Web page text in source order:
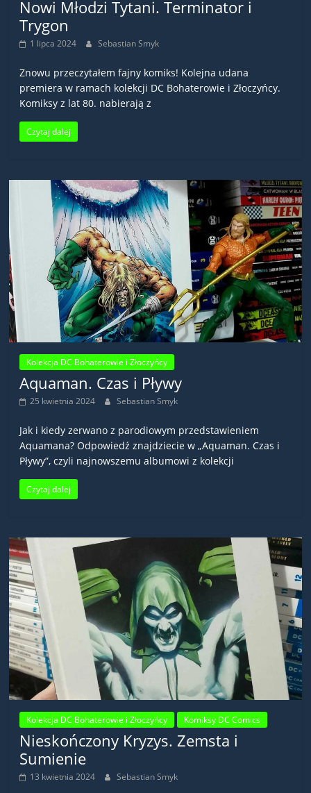
Nowi Młodzi Tytani. Terminator i
Trygon
1 lipca 2024 Sebastian Smyk
Znowu przeczytałem fajny komiks! Kolejna udana
premiera w ramach kolekcji DC Bohaterowie i Złoczyńcy.
Komiksy z lat 80. nabierają z
Czytaj dalej
Kolekcja DC Bohaterowie i Złoczyńcy
Aquaman. Czas i Pływy
25 kwietnia 2024 Sebastian Smyk
Jak i kiedy zerwano z parodiowym przedstawieniem
Aquamana? Odpowiedź znajdziecie w „Aquaman. Czas i
Pływy”, czyli najnowszemu albumowi z kolekcji
Czytaj dalej
Kolekcja DC Bohaterowie i Złoczyńcy Komiksy DC Comics
Nieskończony Kryzys. Zemsta i
Sumienie
13 kwietnia 2024 Sebastian Smyk